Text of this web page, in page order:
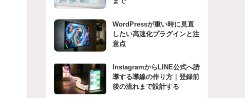
WordPressが重い時に見直
したい高速化プラグインと注
意点
InstagramからLINE公式へ誘
導する導線の作り方｜登録前
後の流れまで設計する